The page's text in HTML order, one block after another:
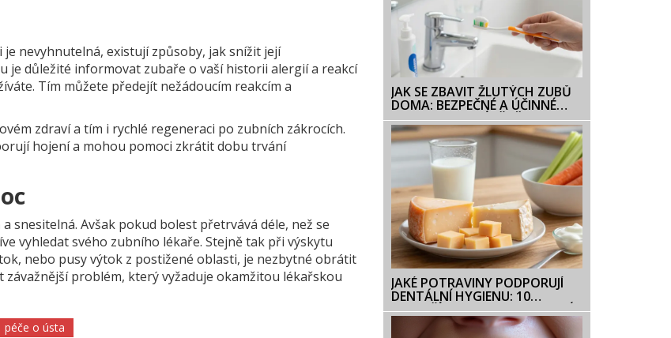
nevyhnutelná, existují způsoby, jak snížit její
je důležité informovat zubaře o vaší historii alergií a reakcí
Tím můžete předejít nežádoucím reakcím a
zdraví a tím i rychlé regeneraci po zubních zákrocích.
hojení a mohou pomoci zkrátit dobu trvání
snesitelná. Avšak pokud bolest přetrvává déle, než se
vyhledat svého zubního lékaře. Stejně tak při výskytu
nebo pusy výtok z postižené oblasti, je nezbytné obrátit
problém, který vyžaduje okamžitou lékařskou
péče o ústa
JAK SE ZBAVIT ŽLUTÝCH ZUBŮ
DOMA: BEZPEČNÉ A ÚČINNÉ
METODY BEZ NÁVŠTĚVY
STOMATOLOGA
JAKÉ POTRAVINY PODPORUJÍ
DENTÁLNÍ HYGIENU: 10
NEJLEPŠÍCH VOLB PRO ZDRAVÉ